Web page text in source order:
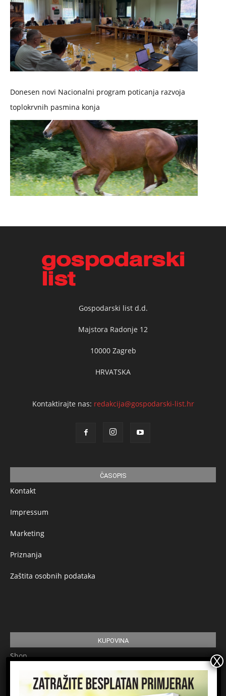
Donesen novi Nacionalni program poticanja razvoja
toplokrvnih pasmina konja
Gospodarski list d.d.
Majstora Radonje 12
10000 Zagreb
HRVATSKA
Kontaktirajte nas: redakcija@gospodarski-list.hr
ČASOPIS
Kontakt
Impressum
Marketing
Priznanja
Zaštita osobnih podataka
KUPOVINA
Shop
Pretplata